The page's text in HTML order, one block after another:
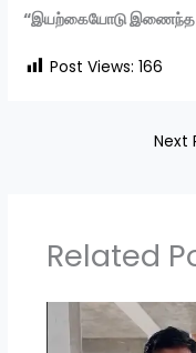
“இயற்கையோடு இணைந்த
Post Views: 166
Next
Related